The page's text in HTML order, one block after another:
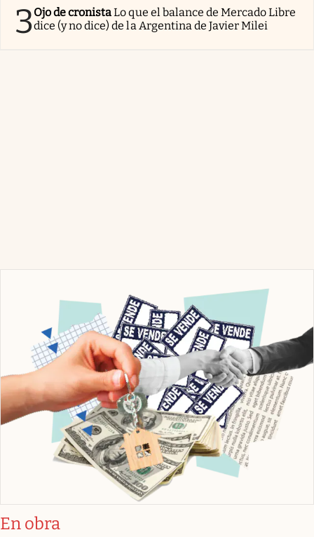
3Ojo de cronistaLo que el balance de Mercado Libre
dice (y no dice) de la Argentina de Javier Milei
En obra